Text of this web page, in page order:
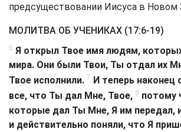
предсуществовании Иисуса в Новом
МОЛИТВА ОБ УЧЕНИКАХ (17:6-19)
6 Я открыл Твое имя людям,
мира. Они были Твои, Ты отдал их
Твое исполнили. 7 И теперь наконец
все, что Ты дал Мне, Твое, 8 потому
которые дал Ты Мне, Я им передал,
и действительно поняли, что Я